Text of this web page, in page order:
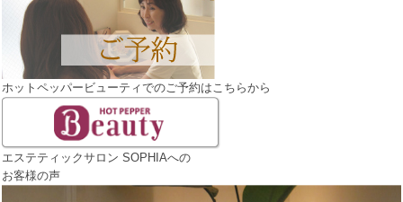
ホットペッパービューティでのご予約はこちらから
エステティックサロン SOPHIAへの
お客様の声